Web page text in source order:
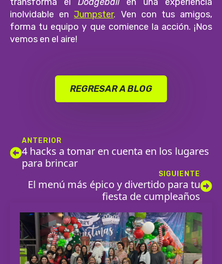
inolvidable enJumpster. Ven con tus amigos,
forma tu equipo y que comience la acción. ¡Nos
vemos en el aire!
REGRESAR A BLOG
ANTERIOR
4 hacks a tomar en cuenta en los lugares
para brincar
SIGUIENTE
El menú más épico y divertido para tu
fiesta de cumpleaños